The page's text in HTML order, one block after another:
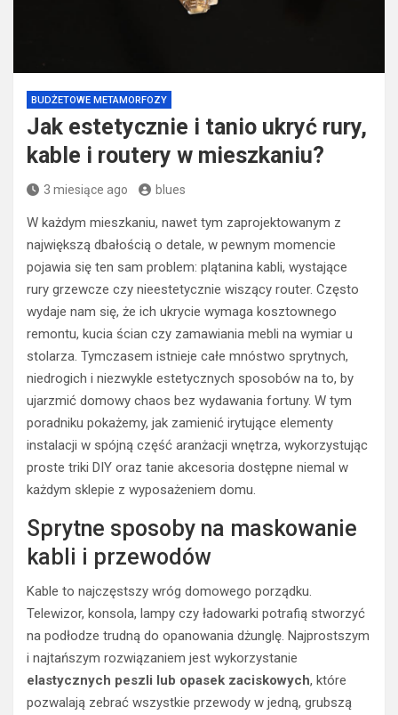
BUDŻETOWE METAMORFOZY
Jak estetycznie i tanio ukryć rury,
kable i routery w mieszkaniu?
3 miesiące ago blues
W każdym mieszkaniu, nawet tym zaprojektowanym z
największą dbałością o detale, w pewnym momencie
pojawia się ten sam problem: plątanina kabli, wystające
rury grzewcze czy nieestetycznie wiszący router. Często
wydaje nam się, że ich ukrycie wymaga kosztownego
remontu, kucia ścian czy zamawiania mebli na wymiar u
stolarza. Tymczasem istnieje całe mnóstwo sprytnych,
niedrogich i niezwykle estetycznych sposobów na to, by
ujarzmić domowy chaos bez wydawania fortuny. W tym
poradniku pokażemy, jak zamienić irytujące elementy
instalacji w spójną część aranżacji wnętrza, wykorzystując
proste triki DIY oraz tanie akcesoria dostępne niemal w
każdym sklepie z wyposażeniem domu.
Sprytne sposoby na maskowanie
kabli i przewodów
Kable to najczęstszy wróg domowego porządku.
Telewizor, konsola, lampy czy ładowarki potrafią stworzyć
na podłodze trudną do opanowania dżunglę. Najprostszym
i najtańszym rozwiązaniem jest wykorzystanie
elastycznych peszli lub opasek zaciskowych, które
pozwalają zebrać wszystkie przewody w jedną, grubszą